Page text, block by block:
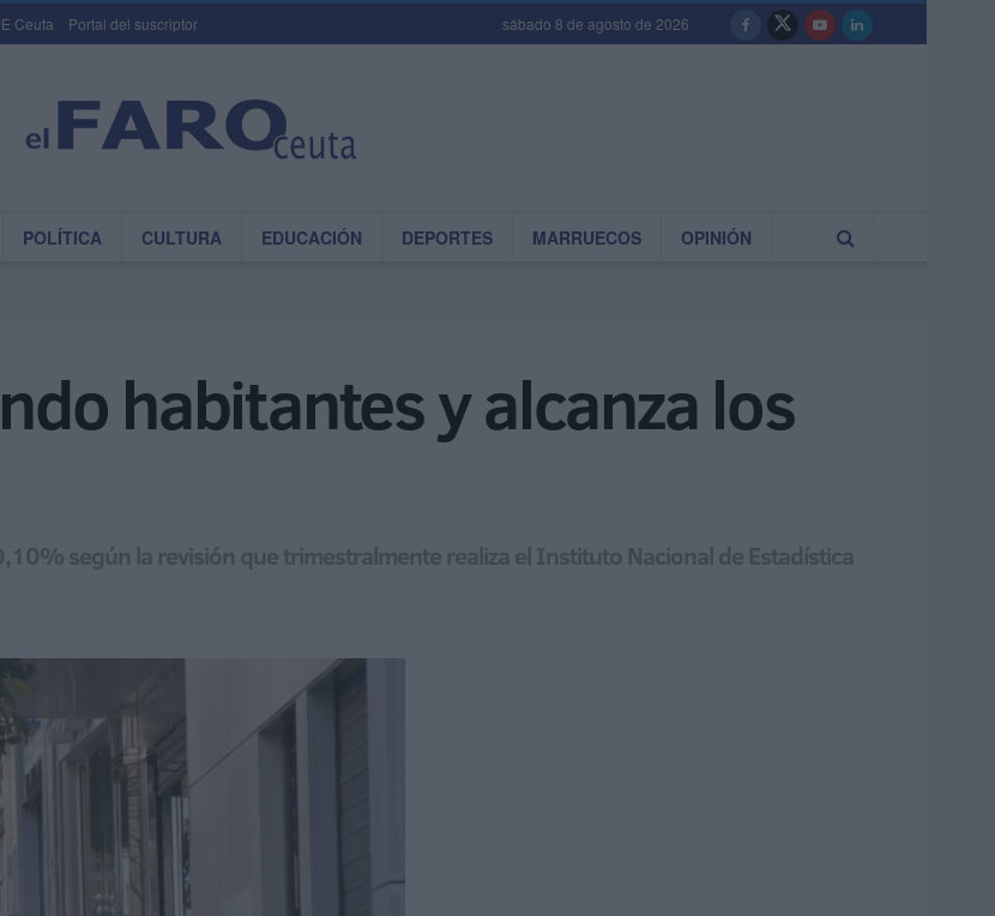
Ceuta Portal del suscriptor sábado 8 de agosto de 2026
POLÍTICA CULTURA EDUCACIÓN DEPORTES MARRUECOS OPINIÓN
habitantes y alcanza los
según la revisión que trimestralmente realiza el Instituto Nacional de Estadística